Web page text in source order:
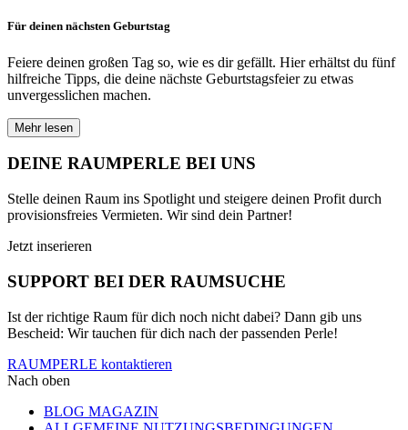
Für deinen nächsten Geburtstag
Feiere deinen großen Tag so, wie es dir gefällt. Hier erhältst du fünf
hilfreiche Tipps, die deine nächste Geburtstagsfeier zu etwas
unvergesslichen machen.
Mehr lesen
DEINE RAUMPERLE BEI UNS
Stelle deinen Raum ins Spotlight und steigere deinen Profit durch
provisionsfreies Vermieten. Wir sind dein Partner!
Jetzt inserieren
SUPPORT BEI DER RAUMSUCHE
Ist der richtige Raum für dich noch nicht dabei? Dann gib uns
Bescheid: Wir tauchen für dich nach der passenden Perle!
RAUMPERLE kontaktieren
Nach oben
BLOG MAGAZIN